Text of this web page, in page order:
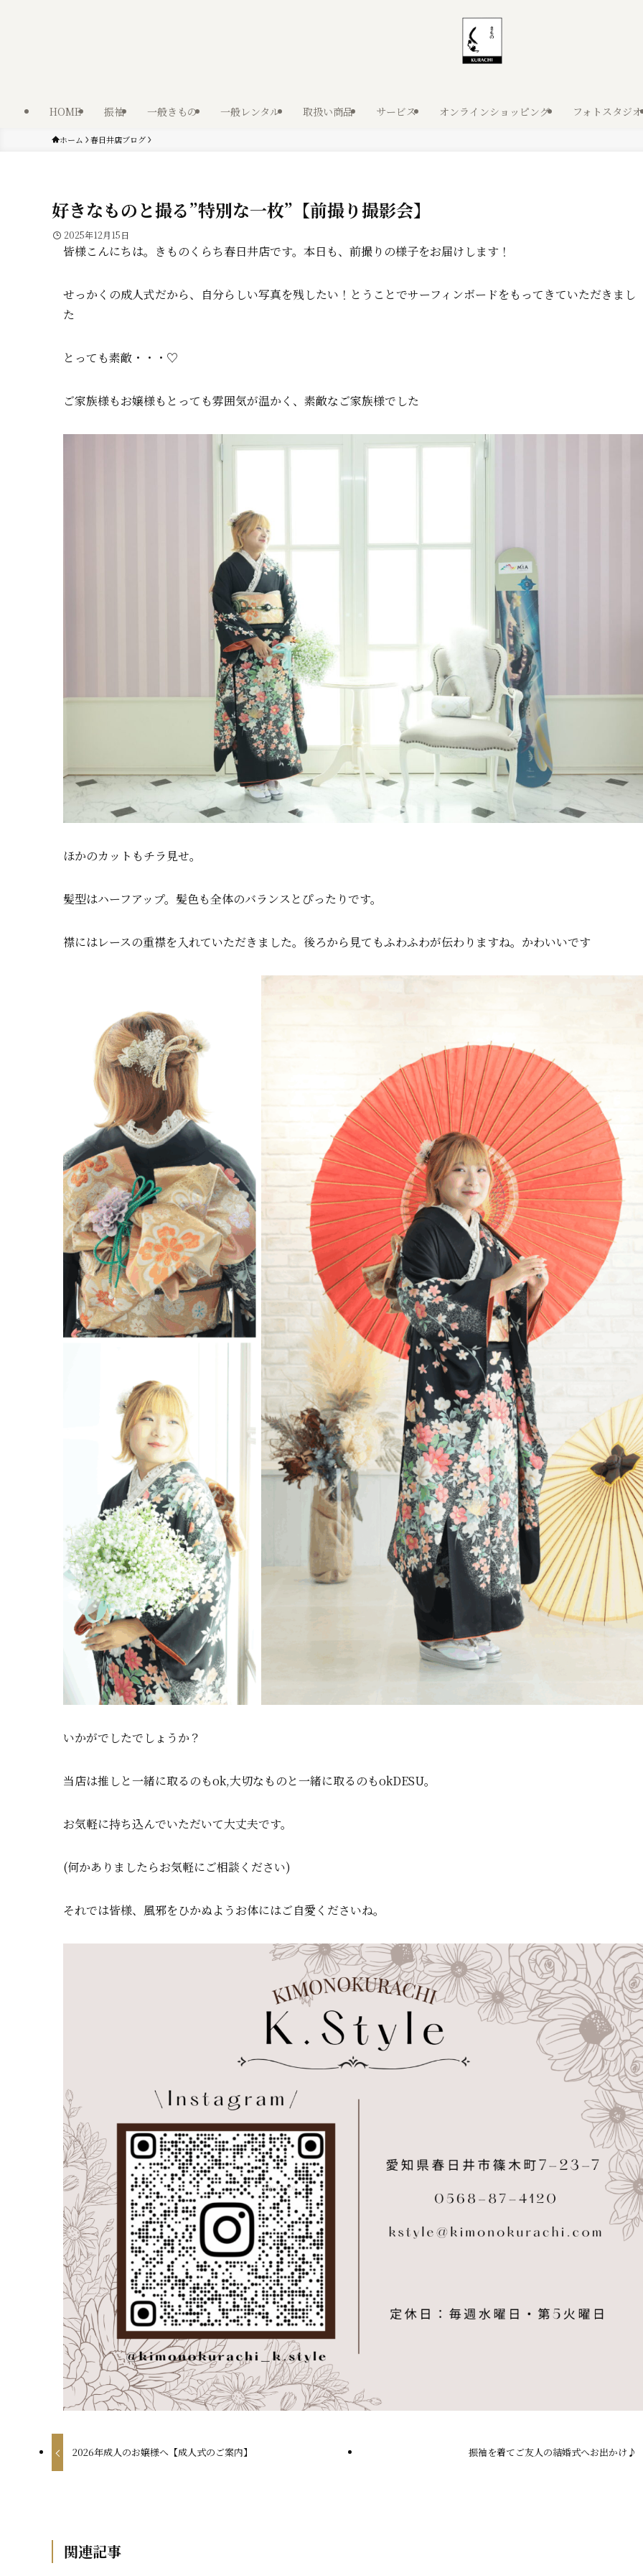
HOME 振袖 一般きもの 一般レンタル 取扱い商品 サービス オンラインショッピング フォトスタジオ
ホーム 春日井店ブログ
好きなものと撮る”特別な一枚”【前撮り撮影会】
2025年12月15日
皆様こんにちは。きものくらち春日井店です。本日も、前撮りの様子をお届けします！
せっかくの成人式だから、自分らしい写真を残したい！とうことでサーフィンボードをもってきていただきまし
た
とっても素敵・・・♡
ご家族様もお嬢様もとっても雰囲気が温かく、素敵なご家族様でした
ほかのカットもチラ見せ。
髪型はハーフアップ。髪色も全体のバランスとぴったりです。
襟にはレースの重襟を入れていただきました。後ろから見てもふわふわが伝わりますね。かわいいです
いかがでしたでしょうか？
当店は推しと一緒に取るのもok,大切なものと一緒に取るのもokDESU。
お気軽に持ち込んでいただいて大丈夫です。
(何かありましたらお気軽にご相談ください)
それでは皆様、風邪をひかぬようお体にはご自愛くださいね。
2026年成人のお嬢様へ【成人式のご案内】 振袖を着てご友人の結婚式へお出かけ♪
関連記事